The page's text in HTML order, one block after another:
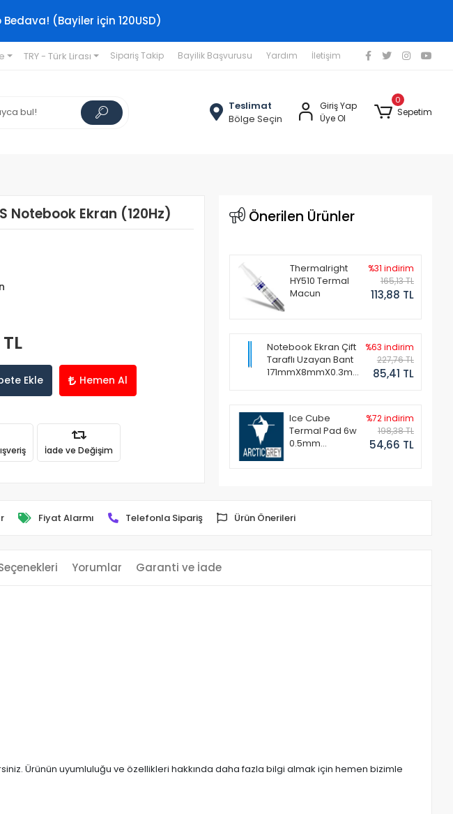
Bedava! (Bayiler için 120USD)
TRY - Türk Lirası Sipariş Takip Bayilik Başvurusu Yardım İletişim
Teslimat
Bölge Seçin
Giriş Yap
Üye Ol
0
Sepetim
Notebook Ekran (120Hz)
Ekle Hemen Al
İade ve Değişim
Önerilen Ürünler
Thermalright
HY510 Termal
Macun
%31 indirim
165,13 TL
113,88 TL
Notebook Ekran Çift
Taraflı Uzayan Bant
171mmX8mmX0.3mm
%63 indirim
227,76 TL
85,41 TL
Ice Cube
Termal Pad 6w
0.5mm
%72 indirim
198,38 TL
54,66 TL
Fiyat Alarmı Telefonla Sipariş Ürün Önerileri
Yorumlar Garanti ve İade
Ürünün uyumluluğu ve özellikleri hakkında daha fazla bilgi almak için hemen bizimle